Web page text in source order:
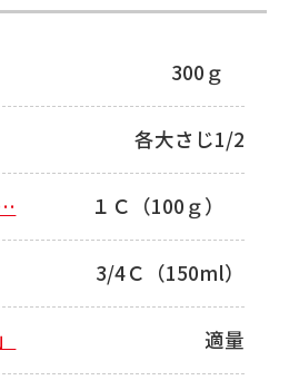
300ｇ
各大さじ1/2
１Ｃ（100ｇ）
3/4Ｃ（150ml）
適量